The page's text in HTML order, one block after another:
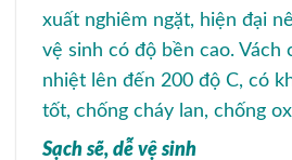
xuất nghiêm ngặt, hiện đại
vệ sinh có độ bền cao. Vách
nhiệt lên đến 200 độ C, có
tốt, chống cháy lan, chống
Sạch sẽ, dễ vệ sinh